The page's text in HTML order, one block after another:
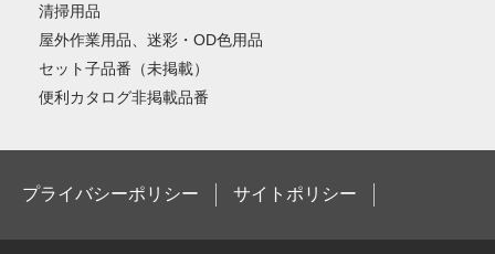
清掃用品
屋外作業用品、迷彩・OD色用品
セット子品番（未掲載）
便利カタログ非掲載品番
プライバシーポリシー サイトポリシー